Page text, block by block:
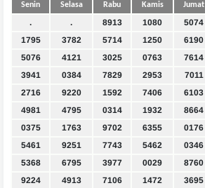
Senin Selasa Rabu Kamis Jumat
. . 8913 1080 5074
1795
3782 5714 1250 6190
5076
4121 3025 0763 7614
3941
0384 7829 2953 7011
2716
9220 1592 7406 6103
4981
4795 0314 1932 8664
0375
1763 9702 6355 0176
5461
9251 7743 5462 0346
5368
6795 3977 0029 8760
9224
4913 7106 1472 3695